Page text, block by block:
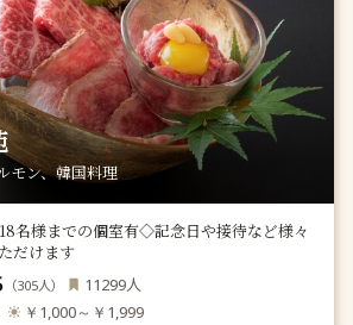
モン、韓国料理
名様までの個室有◇記念日や接待など様々
だけます
（305人） 11299人
￥1,000～￥1,999